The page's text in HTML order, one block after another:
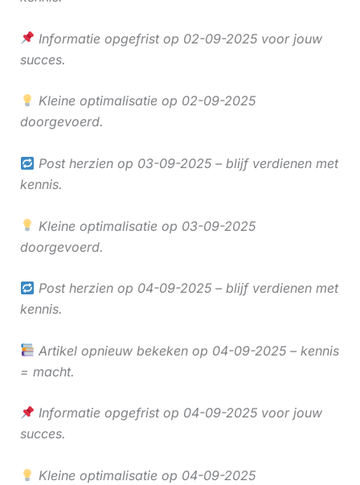
Informatie opgefrist op 02-09-2025 voor jouw
succes.
Kleine optimalisatie op 02-09-2025
doorgevoerd.
Post herzien op 03-09-2025 – blijf verdienen met
kennis.
Kleine optimalisatie op 03-09-2025
doorgevoerd.
Post herzien op 04-09-2025 – blijf verdienen met
kennis.
Artikel opnieuw bekeken op 04-09-2025 – kennis
= macht.
Informatie opgefrist op 04-09-2025 voor jouw
succes.
Kleine optimalisatie op 04-09-2025